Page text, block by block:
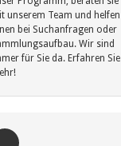
unserem Team und helfen
bei Suchanfragen oder
Wir sind
für Sie da. Erfahren Sie